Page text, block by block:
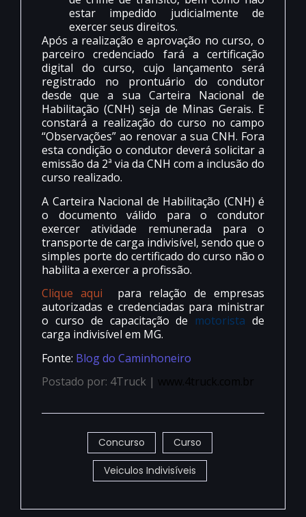
estar impedido judicialmente de
exercer seus direitos.
Após a realização e aprovação no curso, o
parceiro credenciado fará a certificação
digital do curso, cujo lançamento será
registrado no prontuário do condutor
desde que a sua Carteira Nacional de
Habilitação (CNH) seja de Minas Gerais. E
constará a realização do curso no campo
“Observações” ao renovar a sua CNH. Fora
esta condição o condutor deverá solicitar a
emissão da 2ª via da CNH com a inclusão do
curso realizado.
A Carteira Nacional de Habilitação (CNH) é
o documento válido para o condutor
exercer atividade remunerada para o
transporte de carga indivisível, sendo que o
simples porte do certificado do curso não o
habilita a exercer a profissão.
Clique aqui para relação de empresas
autorizadas e credenciadas para ministrar
o curso de capacitação de motorista de
carga indivisível em MG.
Fonte: Blog do Caminhoneiro
Postado por: 4Truck | www.4truck.com.br
Concurso Curso
Veiculos Indivisíveis